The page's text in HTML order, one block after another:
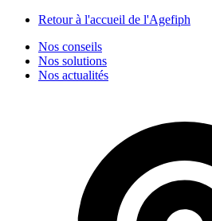
Retour à l'accueil de l'Agefiph
Nos conseils
Nos solutions
Nos actualités